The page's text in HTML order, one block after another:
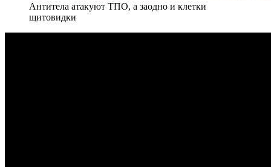
Антитела атакуют ТПО, а заодно и клетки
щитовидки